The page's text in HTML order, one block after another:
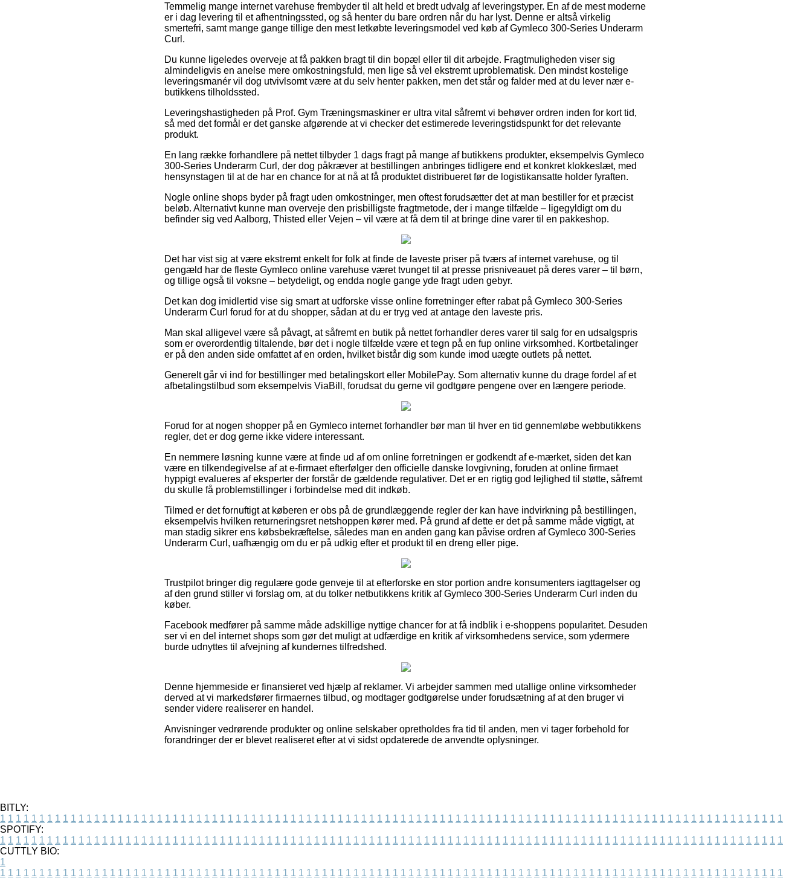
Temmelig mange internet varehuse frembyder til alt held et bredt udvalg af leveringstyper. En af de mest moderne
er i dag levering til et afhentningssted, og så henter du bare ordren når du har lyst. Denne er altså virkelig
smertefri, samt mange gange tillige den mest letkøbte leveringsmodel ved køb af Gymleco 300-Series Underarm
Curl.
Du kunne ligeledes overveje at få pakken bragt til din bopæl eller til dit arbejde. Fragtmuligheden viser sig
almindeligvis en anelse mere omkostningsfuld, men lige så vel ekstremt uproblematisk. Den mindst kostelige
leveringsmanér vil dog utvivlsomt være at du selv henter pakken, men det står og falder med at du lever nær e-
butikkens tilholdssted.
Leveringshastigheden på Prof. Gym Træningsmaskiner er ultra vital såfremt vi behøver ordren inden for kort tid,
så med det formål er det ganske afgørende at vi checker det estimerede leveringstidspunkt for det relevante
produkt.
En lang række forhandlere på nettet tilbyder 1 dags fragt på mange af butikkens produkter, eksempelvis Gymleco
300-Series Underarm Curl, der dog påkræver at bestillingen anbringes tidligere end et konkret klokkeslæt, med
hensynstagen til at de har en chance for at nå at få produktet distribueret før de logistikansatte holder fyraften.
Nogle online shops byder på fragt uden omkostninger, men oftest forudsætter det at man bestiller for et præcist
beløb. Alternativt kunne man overveje den prisbilligste fragtmetode, der i mange tilfælde – ligegyldigt om du
befinder sig ved Aalborg, Thisted eller Vejen – vil være at få dem til at bringe dine varer til en pakkeshop.
Det har vist sig at være ekstremt enkelt for folk at finde de laveste priser på tværs af internet varehuse, og til
gengæld har de fleste Gymleco online varehuse været tvunget til at presse prisniveauet på deres varer – til børn,
og tillige også til voksne – betydeligt, og endda nogle gange yde fragt uden gebyr.
Det kan dog imidlertid vise sig smart at udforske visse online forretninger efter rabat på Gymleco 300-Series
Underarm Curl forud for at du shopper, sådan at du er tryg ved at antage den laveste pris.
Man skal alligevel være så påvagt, at såfremt en butik på nettet forhandler deres varer til salg for en udsalgspris
som er overordentlig tiltalende, bør det i nogle tilfælde være et tegn på en fup online virksomhed. Kortbetalinger
er på den anden side omfattet af en orden, hvilket bistår dig som kunde imod uægte outlets på nettet.
Generelt går vi ind for bestillinger med betalingskort eller MobilePay. Som alternativ kunne du drage fordel af et
afbetalingstilbud som eksempelvis ViaBill, forudsat du gerne vil godtgøre pengene over en længere periode.
Forud for at nogen shopper på en Gymleco internet forhandler bør man til hver en tid gennemløbe webbutikkens
regler, det er dog gerne ikke videre interessant.
En nemmere løsning kunne være at finde ud af om online forretningen er godkendt af e-mærket, siden det kan
være en tilkendegivelse af at e-firmaet efterfølger den officielle danske lovgivning, foruden at online firmaet
hyppigt evalueres af eksperter der forstår de gældende regulativer. Det er en rigtig god lejlighed til støtte, såfremt
du skulle få problemstillinger i forbindelse med dit indkøb.
Tilmed er det fornuftigt at køberen er obs på de grundlæggende regler der kan have indvirkning på bestillingen,
eksempelvis hvilken returneringsret netshoppen kører med. På grund af dette er det på samme måde vigtigt, at
man stadig sikrer ens købsbekræftelse, således man en anden gang kan påvise ordren af Gymleco 300-Series
Underarm Curl, uafhængig om du er på udkig efter et produkt til en dreng eller pige.
Trustpilot bringer dig regulære gode genveje til at efterforske en stor portion andre konsumenters iagttagelser og
af den grund stiller vi forslag om, at du tolker netbutikkens kritik af Gymleco 300-Series Underarm Curl inden du
køber.
Facebook medfører på samme måde adskillige nyttige chancer for at få indblik i e-shoppens popularitet. Desuden
ser vi en del internet shops som gør det muligt at udfærdige en kritik af virksomhedens service, som ydermere
burde udnyttes til afvejning af kundernes tilfredshed.
Denne hjemmeside er finansieret ved hjælp af reklamer. Vi arbejder sammen med utallige online virksomheder
derved at vi markedsfører firmaernes tilbud, og modtager godtgørelse under forudsætning af at den bruger vi
sender videre realiserer en handel.
Anvisninger vedrørende produkter og online selskaber opretholdes fra tid til anden, men vi tager forbehold for
forandringer der er blevet realiseret efter at vi sidst opdaterede de anvendte oplysninger.
BITLY:
1 1 1 1 1 1 1 1 1 1 1 1 1 1 1 1 1 1 1 1 1 1 1 1 1 1 1 1 1 1 1 1 1 1 1 1 1 1 1 1 1 1 1 1 1 1 1 1 1 1 1 1 1 1 1 1 1 1 1 1 1 1 1 1 1 1 1 1 1 1 1 1 1 1 1 1 1 1 1 1 1 1 1 1 1 1 1 1 1 1 1 1 1 1 1 1 1 1 1 1
SPOTIFY:
1 1 1 1 1 1 1 1 1 1 1 1 1 1 1 1 1 1 1 1 1 1 1 1 1 1 1 1 1 1 1 1 1 1 1 1 1 1 1 1 1 1 1 1 1 1 1 1 1 1 1 1 1 1 1 1 1 1 1 1 1 1 1 1 1 1 1 1 1 1 1 1 1 1 1 1 1 1 1 1 1 1 1 1 1 1 1 1 1 1 1 1 1 1 1 1 1 1 1 1
CUTTLY BIO:
1
1 1 1 1 1 1 1 1 1 1 1 1 1 1 1 1 1 1 1 1 1 1 1 1 1 1 1 1 1 1 1 1 1 1 1 1 1 1 1 1 1 1 1 1 1 1 1 1 1 1 1 1 1 1 1 1 1 1 1 1 1 1 1 1 1 1 1 1 1 1 1 1 1 1 1 1 1 1 1 1 1 1 1 1 1 1 1 1 1 1 1 1 1 1 1 1 1 1 1 1